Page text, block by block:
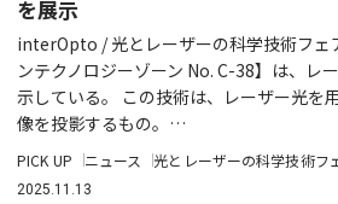
を展示
interOpto / 光とレーザーの科学技術フェ
ンテクノロジーゾーン No. C-38】は、レ
示している。 この技術は、レーザー光を
像を投影するもの。…
PICK UP ニュース 光とレーザーの科学技術フ
2025.11.13